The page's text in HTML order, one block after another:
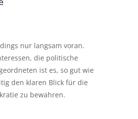
nur langsam voran.
die politische
ist es, so gut wie
den klaren Blick für die
zu bewahren.